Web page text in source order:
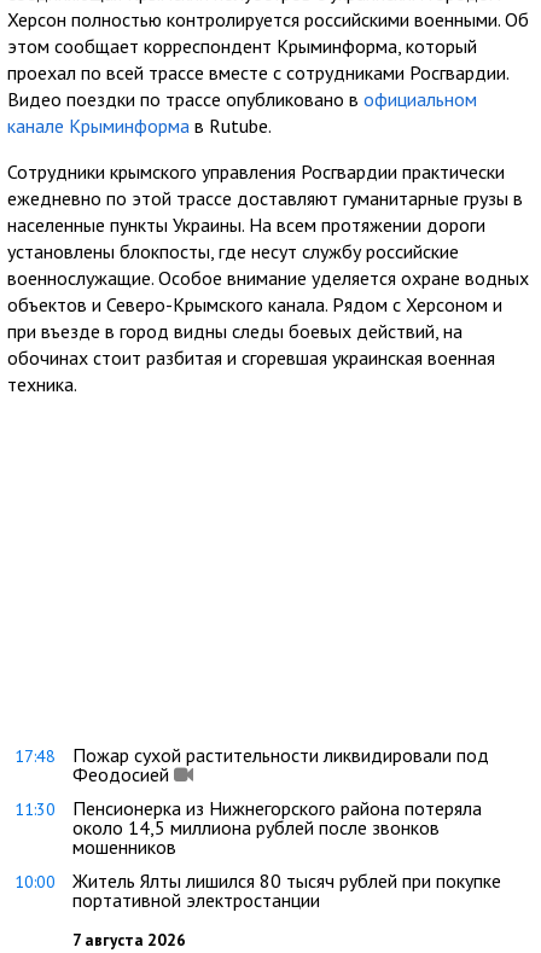
Херсон полностью контролируется российскими военными. Об
этом сообщает корреспондент Крыминформа, который
проехал по всей трассе вместе с сотрудниками Росгвардии.
Видео поездки по трассе опубликовано в официальном
канале Крыминформа в Rutube.
Сотрудники крымского управления Росгвардии практически
ежедневно по этой трассе доставляют гуманитарные грузы в
населенные пункты Украины. На всем протяжении дороги
установлены блокпосты, где несут службу российские
военнослужащие. Особое внимание уделяется охране водных
объектов и Северо-Крымского канала. Рядом с Херсоном и
при въезде в город видны следы боевых действий, на
обочинах стоит разбитая и сгоревшая украинская военная
техника.
17:48
Пожар сухой растительности ликвидировали под
Феодосией
11:30
Пенсионерка из Нижнегорского района потеряла
около 14,5 миллиона рублей после звонков
мошенников
10:00
Житель Ялты лишился 80 тысяч рублей при покупке
портативной электростанции
7 августа 2026